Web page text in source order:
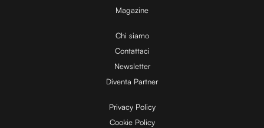
i
d
e
Magazine
Chi siamo
Contattaci
Newsletter
Diventa Partner
Privacy Policy
Cookie Policy